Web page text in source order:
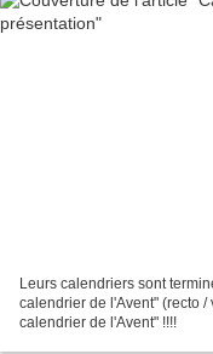
Leurs calendriers sont
calendrier de l'Avent" (recto
calendrier de l'Avent" !!!!